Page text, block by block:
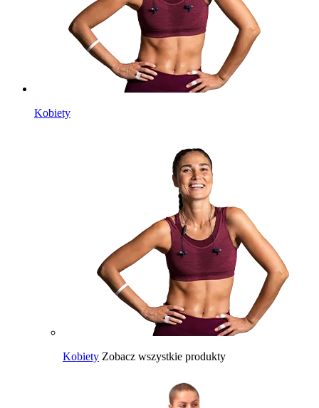
Kobiety
Kobiety Zobacz wszystkie produkty